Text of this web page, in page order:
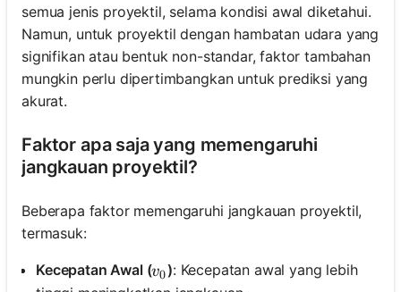
semua jenis proyektil, selama kondisi awal diketahui.
Namun, untuk proyektil dengan hambatan udara yang
signifikan atau bentuk non-standar, faktor tambahan
mungkin perlu dipertimbangkan untuk prediksi yang
akurat.
Faktor apa saja yang memengaruhi
jangkauan proyektil?
Beberapa faktor memengaruhi jangkauan proyektil,
termasuk:
Kecepatan Awal (v_0
v0): Kecepatan awal yang lebih